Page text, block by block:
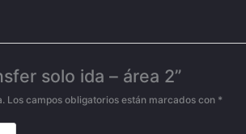
solo ida – área 2”
Los campos obligatorios están marcados con *